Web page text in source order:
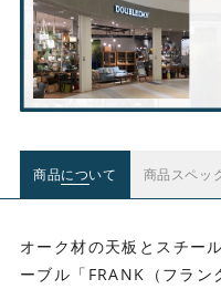
商品について 商品スペッ
オーク材の天板とスチー
ーブル「FRANK（フラン